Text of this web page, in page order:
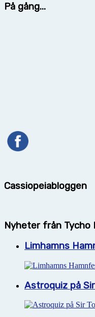
På gång...
Cassiopeiabloggen
Nyheter från Tycho
Limhamns
Astroquiz på